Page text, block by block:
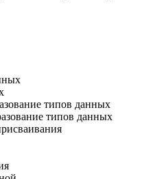
типов данных
типов данных